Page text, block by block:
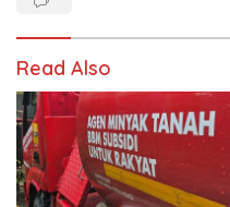
Read Also